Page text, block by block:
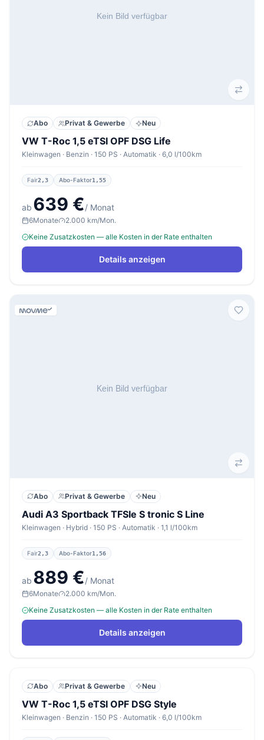
Abo Privat & Gewerbe Neu
VW T-Roc 1,5 eTSI OPF DSG Life
Kleinwagen · Benzin · 150 PS · Automatik · 6,0 l/100km
Fair2,3 Abo-Faktor1,55
ab 639 €/ Monat
6Monate
2.000 km/Mon.
Keine Zusatzkosten — alle Kosten in der Rate enthalten
Details anzeigen
Abo Privat & Gewerbe Neu
Audi A3 Sportback TFSIe S tronic S Line
Kleinwagen · Hybrid · 150 PS · Automatik · 1,1 l/100km
Fair2,3 Abo-Faktor1,56
ab 889 €/ Monat
6Monate
2.000 km/Mon.
Keine Zusatzkosten — alle Kosten in der Rate enthalten
Details anzeigen
Abo Privat & Gewerbe Neu
VW T-Roc 1,5 eTSI OPF DSG Style
Kleinwagen · Benzin · 150 PS · Automatik · 6,0 l/100km